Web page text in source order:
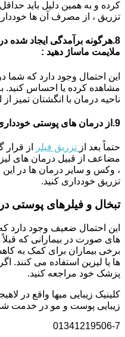
تزریق ، از مصرف آن ها
8.هرگونه برآمدگی ایجاد شده
ملایمت ماساژ دهید :
این احتمال وجود دارد که شما
مشاهده کرده یا احساس کنید.
ناحیه درمان با انگشتان تمیز
9.از درمان های پوستی خودداری کنید :
حتماً بعد از تزریق فیلر
از
مضاعف از قبیل درمان های
تزریق خودداری کنید.
تبخال و فیلرهای پوستی
این احتمال ضعیف وجود دارد
های صورت در بیمارانی که
برخی بیماران برای کمک به
ها یا لیزین استفاده می کنند.
پزشک خود مراجعه کنید.
کلینیک زیبایی میها واقع در
زیبایی پوست و مو در خدمت
01341219506-7